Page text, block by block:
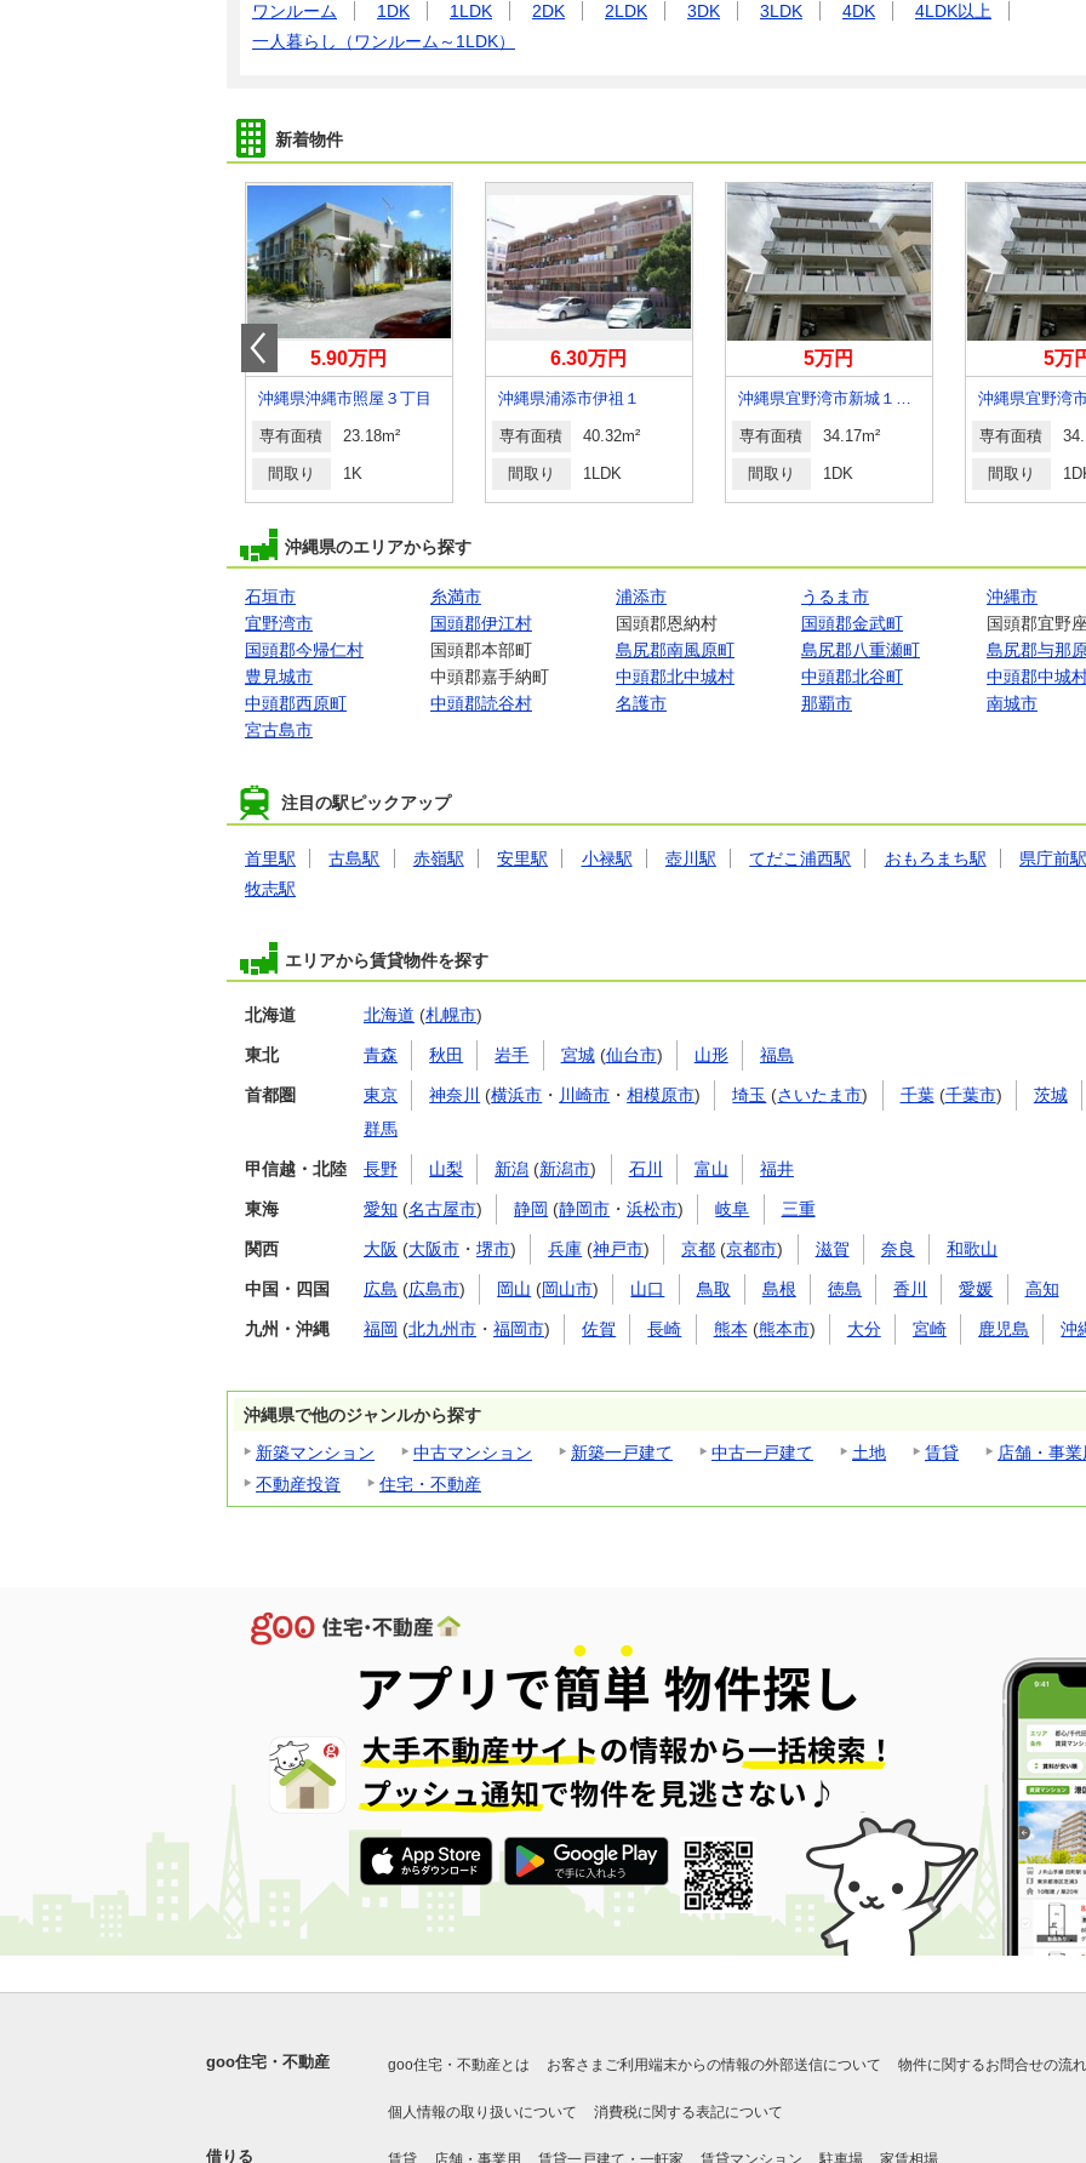
ワンルーム
1DK 1LDK 2DK 2LDK 3DK 3LDK 4DK
4LDK以上
一人暮らし（ワンルーム～1LDK）
新着物件
5.90万円
沖縄県沖縄市照屋３丁目
専有面積 23.18m²
間取り 1K
6.30万円
沖縄県浦添市伊祖１
専有面積 40.32m²
間取り 1LDK
5万円
沖縄県宜野湾市新城１丁目
専有面積 34.17m²
間取り 1DK
5万
専有面積
間取り
沖縄県のエリアから探す
石垣市 糸満市 浦添市 うるま市
沖縄市
宜野湾市
国頭郡伊江村 国頭郡恩納村 国頭郡金武町
国頭郡宜野
国頭郡今帰仁村
国頭郡本部町 島尻郡南風原町 島尻郡八重瀬町
島尻郡与那
豊見城市
中頭郡嘉手納町 中頭郡北中城村 中頭郡北谷町
中頭郡中城
中頭郡西原町
中頭郡読谷村 名護市 那覇市
南城市
宮古島市
注目の駅ピックアップ
首里駅 古島駅 赤嶺駅 安里駅 小禄駅 壺川駅 てだこ浦西駅 おもろまち駅
県庁前駅
牧志駅
エリアから賃貸物件を探す
北海道 北海道 (札幌市)
東北 青森 秋田 岩手 宮城(仙台市) 山形 福島
首都圏 東京 神奈川 (横浜市 ・ 川崎市 ・相模原市) 埼玉 (さいたま市) 千葉(千葉市) 茨城
群馬
甲信越・北陸 長野 山梨 新潟 (新潟市) 石川 富山 福井
東海 愛知 (名古屋市) 静岡 (静岡市 ・浜松市) 岐阜 三重
関西 大阪 (大阪市 ・ 堺市) 兵庫 (神戸市) 京都 (京都市) 滋賀 奈良 和歌山
中国・四国 広島 (広島市) 岡山 (岡山市) 山口 鳥取 島根 徳島 香川 愛媛 高知
九州・沖縄 福岡 (北九州市 ・ 福岡市) 佐賀 長崎 熊本 (熊本市) 大分 宮崎 鹿児島 沖
沖縄県で他のジャンルから探す
新築マンション
中古マンション 新築一戸建て 中古一戸建て 土地 賃貸
店舗・事業
不動産投資
住宅・不動産
goo住宅・不動産 goo住宅・不動産とは お客さまご利用端末からの情報の外部送信について 物件に関するお問合せの流れ
個人情報の取り扱いについて 消費税に関する表記について
借りる 賃貸 店舗・事業用 賃貸一戸建て・一軒家 賃貸マンション 駐車場 家賃相場